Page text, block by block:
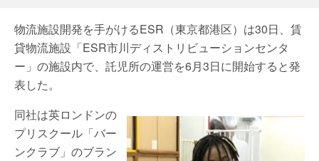
物流施設開発を手がけるESR（東京都港区）は30日、賃
貸物流施設「ESR市川ディストリビューションセンタ
ー」の施設内で、託児所の運営を6月3日に開始すると発
表した。
同社は英ロンドンの
プリスクール「バー
ンクラブ」のブラン